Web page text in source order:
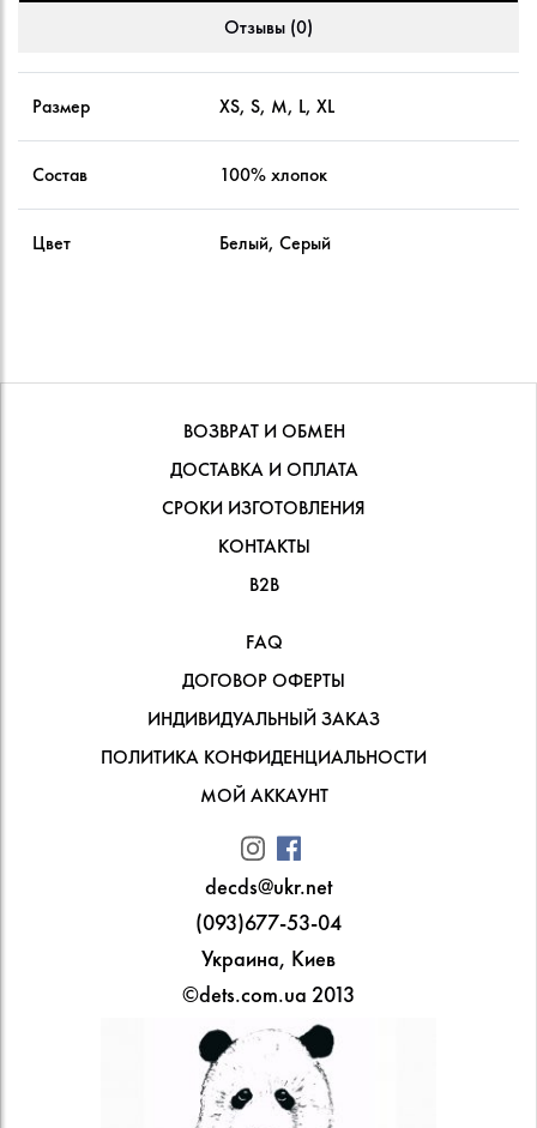
Отзывы (0)
Размер XS, S, M, L, XL
Состав 100% хлопок
Цвет Белый, Серый
ВОЗВРАТ И ОБМЕН
ДОСТАВКА И ОПЛАТА
СРОКИ ИЗГОТОВЛЕНИЯ
КОНТАКТЫ
В2В
FAQ
ДОГОВОР ОФЕРТЫ
ИНДИВИДУАЛЬНЫЙ ЗАКАЗ
ПОЛИТИКА КОНФИДЕНЦИАЛЬНОСТИ
МОЙ АККАУНТ
decds@ukr.net
(093)677-53-04
Украина, Киев
©dets.com.ua 2013